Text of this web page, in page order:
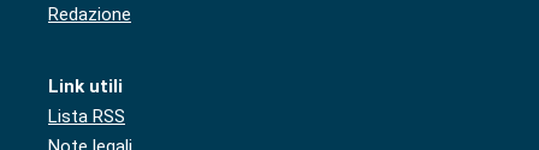
Redazione
Link utili
Lista RSS